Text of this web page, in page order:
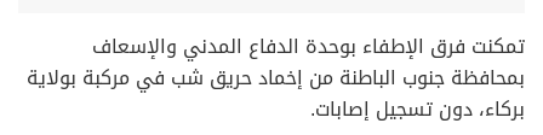
‏تمكنت فرق الإطفاء بوحدة الدفاع المدني والإسعاف
بمحافظة ⁧جنوب الباطنة⁩ من إخماد حريق شب في مركبة بولاية
⁧بركاء⁩، دون تسجيل إصابات.